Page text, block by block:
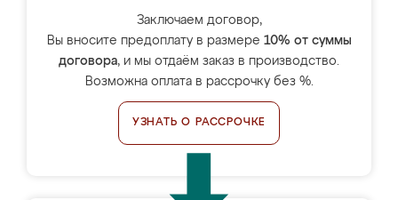
Заключаем договор,
Вы вносите предоплату в размере 10% от суммы
договора, и мы отдаём заказ в производство.
Возможна оплата в рассрочку без %.
УЗНАТЬ О РАССРОЧКЕ